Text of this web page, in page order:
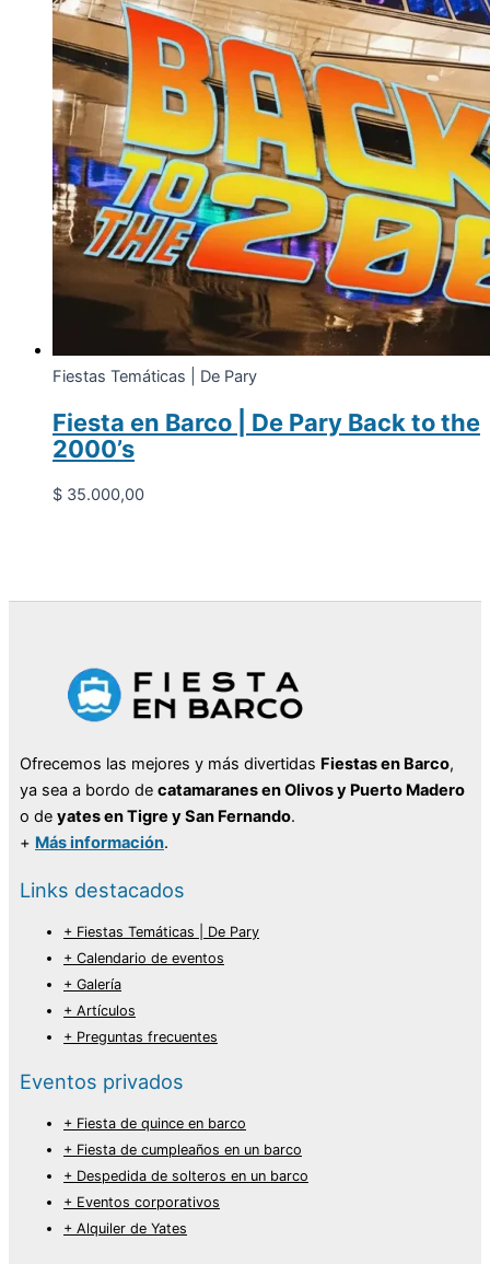
Fiestas Temáticas | De Pary
Fiesta en Barco | De Pary Back to the
2000’s
$ 35.000,00
Ofrecemos las mejores y más divertidas Fiestas en Barco,
ya sea a bordo de catamaranes en Olivos y Puerto Madero
o de yates en Tigre y San Fernando.
+ Más información.
Links destacados
+ Fiestas Temáticas | De Pary
+ Calendario de eventos
+ Galería
+ Artículos
+ Preguntas frecuentes
Eventos privados
+ Fiesta de quince en barco
+ Fiesta de cumpleaños en un barco
+ Despedida de solteros en un barco
+ Eventos corporativos
+ Alquiler de Yates